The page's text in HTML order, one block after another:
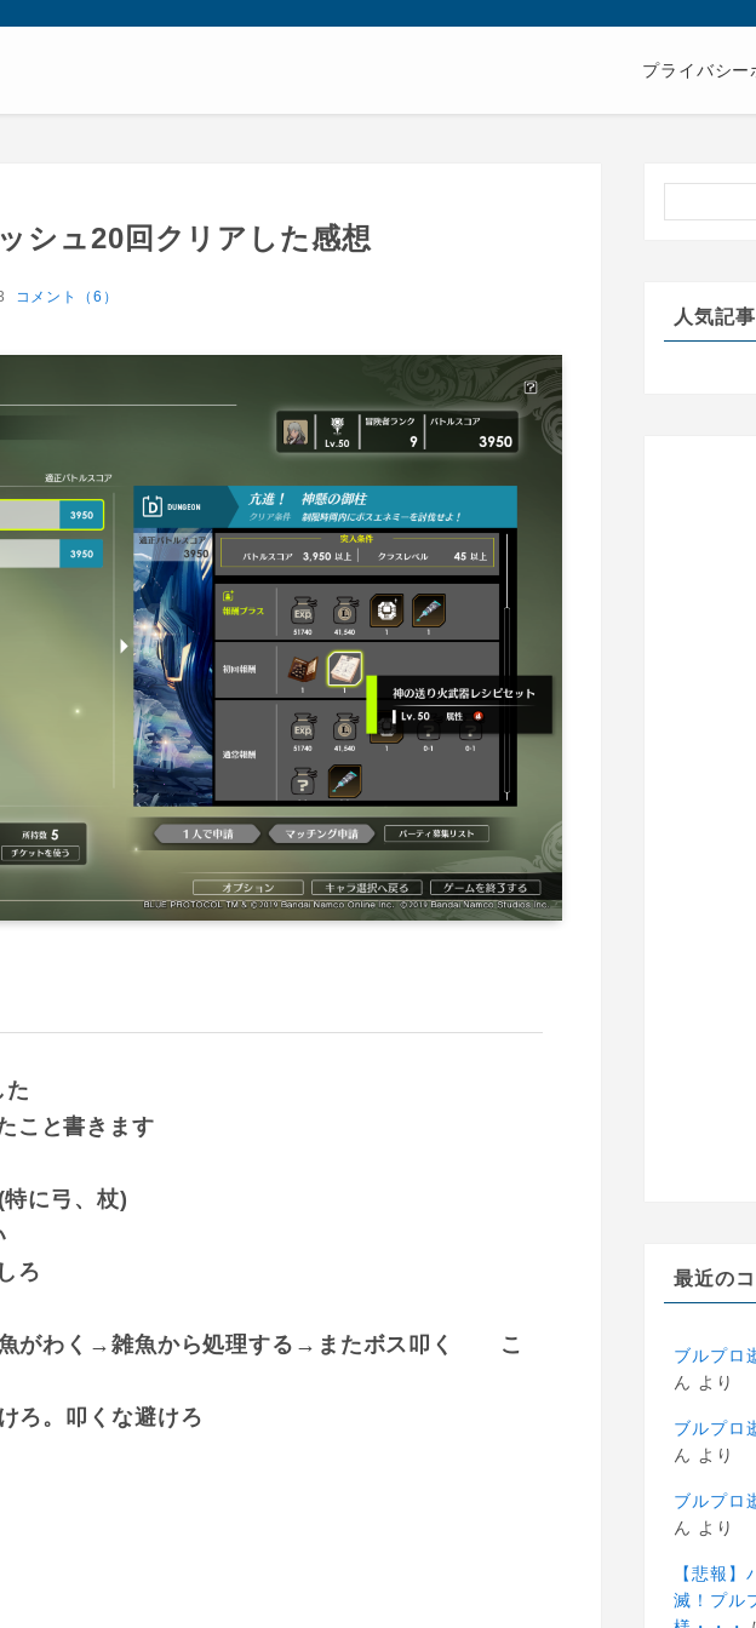
プライバシー
シュ20回クリアした感想
コメント（6）
た
こと書きます
に弓、杖)
ろ
魚がわく→雑魚から処理する→またボス叩く こ
ろ。叩くな避けろ
人気記事
最近の
ブルプロ
ん より
ブルプロ
ん より
ブルプロ
ん より
【悲報
滅！プル